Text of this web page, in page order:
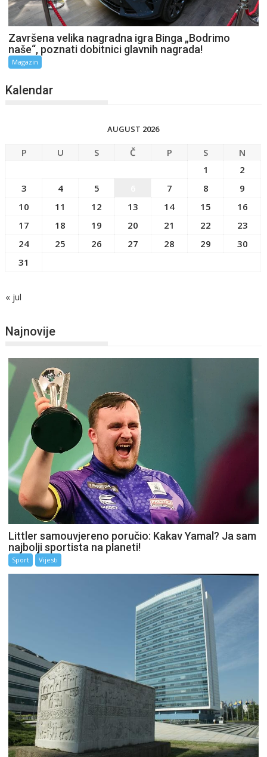
Završena velika nagradna igra Binga „Bodrimo
naše“, poznati dobitnici glavnih nagrada!
Magazin
Kalendar
AUGUST 2026
P U S Č P S
N
1
2
3
4 5 7 8
9
10
11 12 13 14 15
16
17
18 19 20 21 22
23
24
25 26 27 28 29
30
31
« jul
Najnovije
Littler samouvjereno poručio: Kakav Yamal? Ja sam
najbolji sportista na planeti!
Sport Vijesti